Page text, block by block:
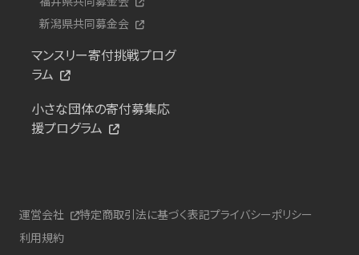
新潟県共同募金会
マンスリー寄付挑戦プログ
ラム
小さな団体の寄付募集応
援プログラム
運営会社 特定商取引法に基づく表記プライバシーポリシー
利用規約